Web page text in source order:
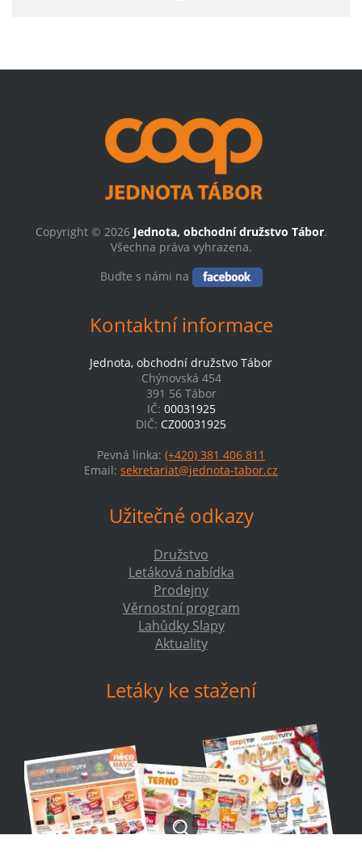
Copyright © 2026 Jednota, obchodní družstvo Tábor.
Všechna práva vyhrazena.
Buďte s námi na
Kontaktní informace
Jednota, obchodní družstvo Tábor
Chýnovská 454
391 56 Tábor
IČ: 00031925
DIČ: CZ00031925
Pevná linka: (+420) 381 406 811
Email: sekretariat@jednota-tabor.cz
Užitečné odkazy
Družstvo
Letáková nabídka
Prodejny
Věrnostní program
Lahůdky Slapy
Aktuality
Letáky ke stažení